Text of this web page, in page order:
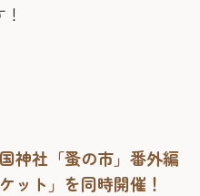
神社「蚤の市」番外編
ット」を同時開催！